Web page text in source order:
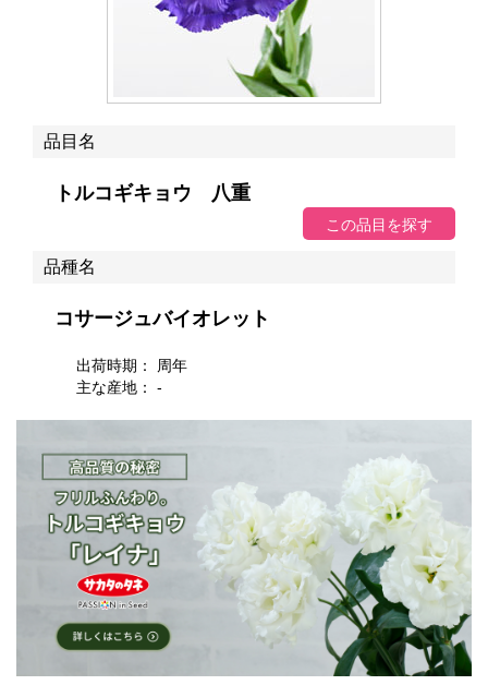
品目名
トルコギキョウ 八重
品種名
コサージュバイオレット
出荷時期： 周年
主な産地： -